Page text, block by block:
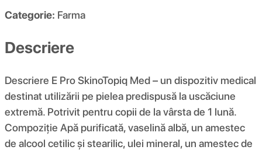
Categorie: Farma
Descriere
Descriere E Pro SkinoTopiq Med – un dispozitiv medical
destinat utilizării pe pielea predispusă la uscăciune
extremă. Potrivit pentru copii de la vârsta de 1 lună.
Compoziţie Apă purificată, vaselină albă, un amestec
de alcool cetilic și stearilic, ulei mineral, un amestec de